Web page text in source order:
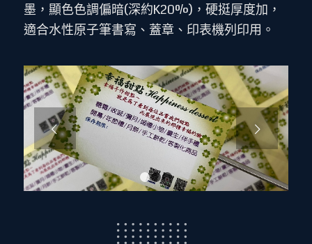
墨，顯色色調偏暗(深約K20%)，硬挺厚度加，
適合水性原子筆書寫、蓋章、印表機列印用。
下一頁
1 2 3